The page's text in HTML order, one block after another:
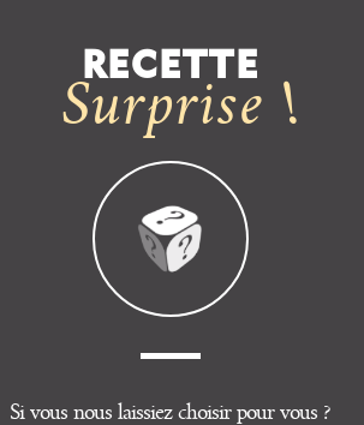
RECETTE
Surprise !
Si vous nous laissiez choisir pour vous ?